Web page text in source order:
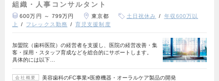
組織・人事コンサルタント
600万円 ～ 799万円 東京都 土日祝休み
年収600万以
上
フレックス勤務 育児支援制度
加盟院（歯科医院）の経営者を支援し、医院の経営改善・集
客・採用・スタッフ育成などを総合的にサポートします。
具体的には以下…
会社概要 美容歯科のFC事業×医療機器・オーラルケア製品の開発